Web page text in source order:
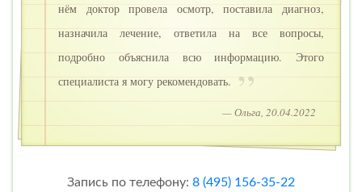
нём доктор провела осмотр, поставила диагноз,
назначила лечение, ответила на все вопросы,
подробно объяснила всю информацию. Этого
специалиста я могу рекомендовать.
— Ольга, 20.04.2022
Запись по телефону: 8 (495) 156-35-22